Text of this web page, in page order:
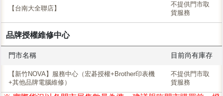
【台南大全聯店】
不提供門市取
貨服務
品牌授權維修中心
門市名稱 目前尚有庫存
【新竹NOVA】服務中心（宏碁授權+Brother印表機
+其他品牌電腦維修）
不提供門市取
貨服務